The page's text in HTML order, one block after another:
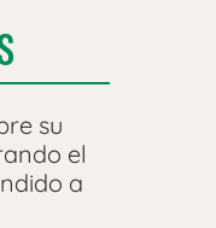
su
el
a